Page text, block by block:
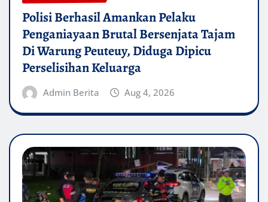
Polisi Berhasil Amankan Pelaku
Penganiayaan Brutal Bersenjata Tajam
Di Warung Peuteuy, Diduga Dipicu
Perselisihan Keluarga
Admin Berita Aug 4, 2026